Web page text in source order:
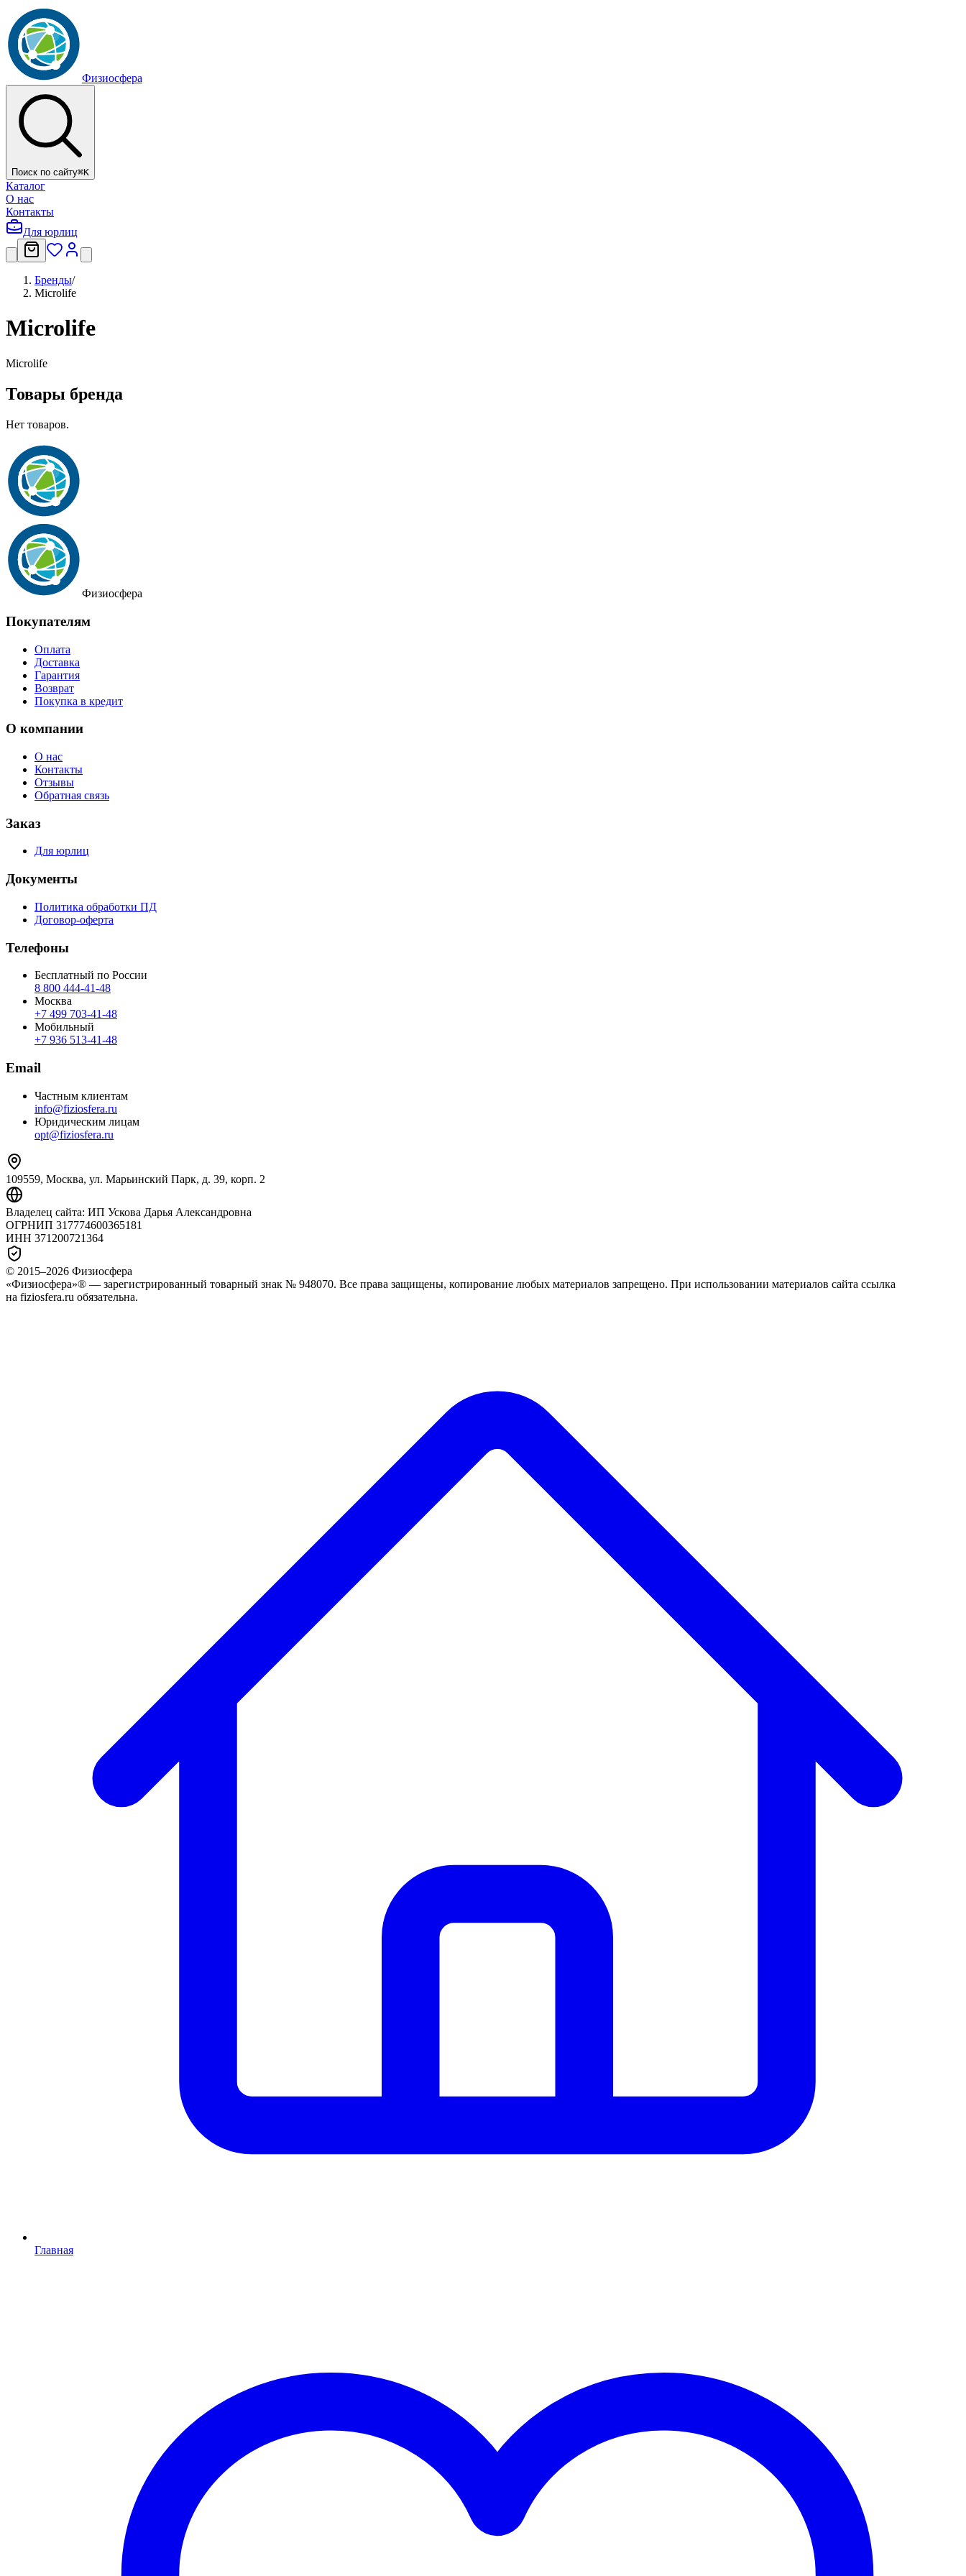
Физиосфера
Поиск по сайту⌘K
Каталог
О нас
Контакты
Для юрлиц
Бренды/
Microlife
Microlife
Microlife
Товары бренда
Нет товаров.
Физиосфера
Покупателям
Оплата
Доставка
Гарантия
Возврат
Покупка в кредит
О компании
О нас
Контакты
Отзывы
Обратная связь
Заказ
Для юрлиц
Документы
Политика обработки ПД
Договор-оферта
Телефоны
Бесплатный по России
8 800 444‑41‑48
Москва
+7 499 703‑41‑48
Мобильный
+7 936 513‑41‑48
Email
Частным клиентам
info@fiziosfera.ru
Юридическим лицам
opt@fiziosfera.ru
109559, Москва, ул. Марьинский Парк, д. 39, корп. 2
Владелец сайта: ИП Ускова Дарья Александровна
ОГРНИП 317774600365181
ИНН 371200721364
© 2015–2026 Физиосфера
«Физиосфера»® — зарегистрированный товарный знак № 948070. Все права защищены, копирование любых материалов запрещено. При использовании материалов сайта ссылка
на fiziosfera.ru обязательна.
Главная